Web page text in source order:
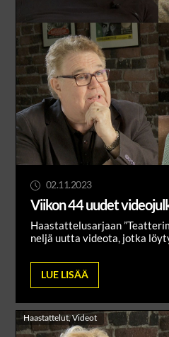
02.11.2023
Viikon 44 uudet
Haastattelusarjaan
neljä uutta videota, jotka
LUE LISÄÄ
Haastattelut,Videot